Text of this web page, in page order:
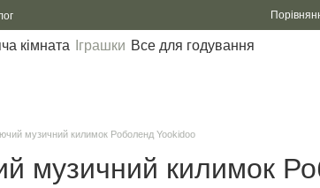
кімната Іграшки Все для годування
музичний килимок Роболенд Yookidoo
музичний килимок